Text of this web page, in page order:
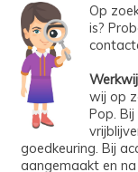
Op
is?
wij op
Pop.
goedkeuring. Bij
aangemaakt en